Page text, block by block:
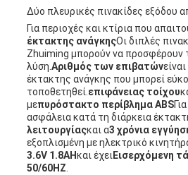
Δύο πλευρικές πινακίδες εξόδου
Για περιοχές και κτίρια που
έκτακτης ανάγκηςΟι διπλές
Zhuiming μπορούν να προσφέρουν
λύση.Αριθμός των επιβατών
έκτακτης ανάγκης που μπορεί
τοποθετηθεί.επιφάνειας τοίχου
μεπυρόστακτο περίβλημα ABS
ασφάλεια κατά τη διάρκεια
λειτουργίαςκαι α3 χρόνια
εξοπλισμένη με ηλεκτρικό
3.6V 1.8AHκαι έχειΕισερχόμενη
50/60HZ.